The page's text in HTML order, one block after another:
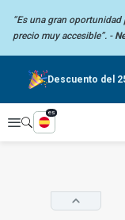
“Es una gran
preciomuy accesible”. -
Descuento del
Explorar
es